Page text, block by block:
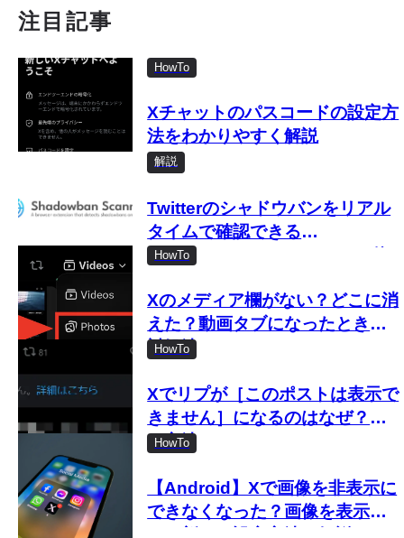
注目記事
HowTo
Xチャットのパスコードの設定方
法をわかりやすく解説
解説
Twitterのシャドウバンをリアル
タイムで確認できる
「Shadowban Scanner」の使
HowTo
Xのメディア欄がない？どこに消
えた？動画タブになったときの
対処法
HowTo
Xでリプが［このポストは表示で
きません］になるのはなぜ？見
る方法は？
HowTo
【Android】Xで画像を非表示に
できなくなった？画像を表示し